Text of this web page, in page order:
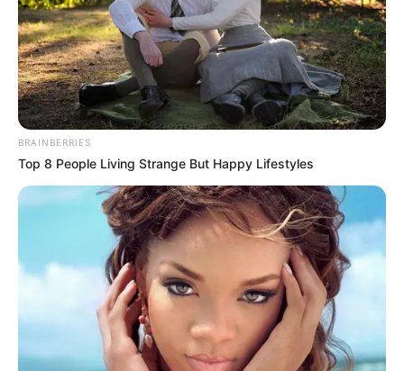
Shenina Cinnamon Megan Domani
Beby Tsabina Salshabilla Adriani
TULIS KOMENTAR
Alamat email Anda tidak akan dipublikasikan. Ruas yang wajib ditandai*
BRAINBERRIES
Top 8 People Living Strange But Happy Lifestyles